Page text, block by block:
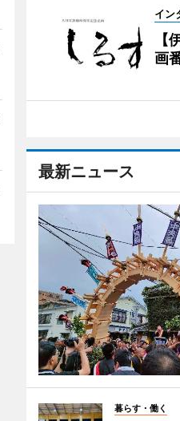
イン
【
画
最新ニュース
暮らす・働く